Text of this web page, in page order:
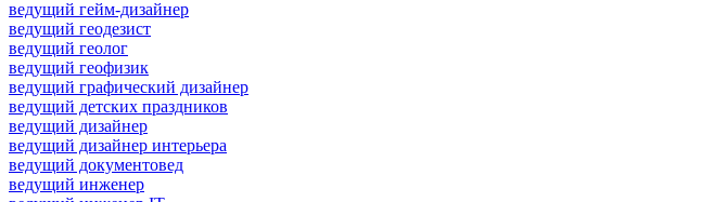
ведущий гейм-дизайнер
ведущий геодезист
ведущий геолог
ведущий геофизик
ведущий графический дизайнер
ведущий детских праздников
ведущий дизайнер
ведущий дизайнер интерьера
ведущий документовед
ведущий инженер